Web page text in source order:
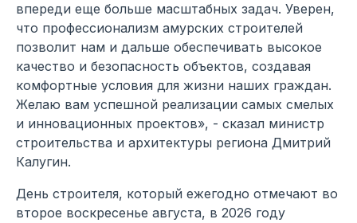
впереди еще больше масштабных задач. Уверен,
что профессионализм амурских строителей
позволит нам и дальше обеспечивать высокое
качество и безопасность объектов, создавая
комфортные условия для жизни наших граждан.
Желаю вам успешной реализации самых смелых
и инновационных проектов», - сказал министр
строительства и архитектуры региона Дмитрий
Калугин.
День строителя, который ежегодно отмечают во
второе воскресенье августа, в 2026 году